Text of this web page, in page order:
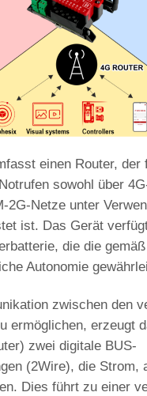
einen Router, der
sowohl über
2G-Netze unter
ist. Das Gerät
die die
Autonomie
zwischen den
ermöglichen, erzeugt
zwei digitale BUS-
(2Wire), die Strom,
Dies führt zu einer